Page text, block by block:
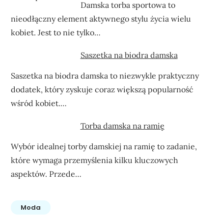
Damska torba sportowa to
nieodłączny element aktywnego stylu życia wielu
kobiet. Jest to nie tylko…
Saszetka na biodra damska
Saszetka na biodra damska to niezwykle praktyczny
dodatek, który zyskuje coraz większą popularność
wśród kobiet.…
Torba damska na ramię
Wybór idealnej torby damskiej na ramię to zadanie,
które wymaga przemyślenia kilku kluczowych
aspektów. Przede…
Moda